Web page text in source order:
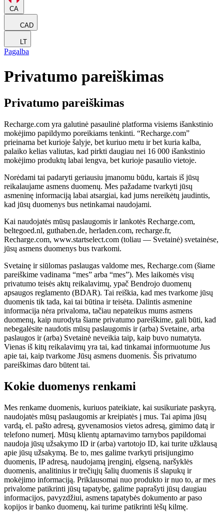
CA
CAD
LT
Pagalba
Privatumo pareiškimas
Privatumo pareiškimas
Recharge.com yra galutinė pasaulinė platforma visiems išankstinio
mokėjimo papildymo poreikiams tenkinti. “Recharge.com”
prieinama bet kurioje šalyje, bet kuriuo metu ir bet kuria kalba,
palaiko kelias valiutas, kad pirkti daugiau nei 16 000 išankstinio
mokėjimo produktų labai lengva, bet kurioje pasaulio vietoje.
Norėdami tai padaryti geriausiu įmanomu būdu, kartais iš jūsų
reikalaujame asmens duomenų. Mes pažadame tvarkyti jūsų
asmeninę informaciją labai atsargiai, kad jums nereikėtų jaudintis,
kad jūsų duomenys bus netinkamai naudojami.
Kai naudojatės mūsų paslaugomis ir lankotės Recharge.com,
beltegoed.nl, guthaben.de, herladen.com, recharge.fr,
Recharge.com, www.startselect.com (toliau — Svetainė) svetainėse,
jūsų asmens duomenys bus tvarkomi.
Svetainę ir siūlomas paslaugas valdome mes, Recharge.com (šiame
pareiškime vadinama “mes” arba “mes”). Mes laikomės visų
privatumo teisės aktų reikalavimų, ypač Bendrojo duomenų
apsaugos reglamento (BDAR). Tai reiškia, kad mes tvarkome jūsų
duomenis tik tada, kai tai būtina ir teisėta. Dalintis asmenine
informacija nėra privaloma, tačiau nepateikus mums asmens
duomenų, kaip nurodyta šiame privatumo pareiškime, gali būti, kad
nebegalėsite naudotis mūsų paslaugomis ir (arba) Svetaine, arba
paslaugos ir (arba) Svetainė neveikia taip, kaip buvo numatyta.
Vienas iš kitų reikalavimų yra tai, kad tinkamai informuotume Jus
apie tai, kaip tvarkome Jūsų asmens duomenis. Šis privatumo
pareiškimas daro būtent tai.
Kokie duomenys renkami
Mes renkame duomenis, kuriuos pateikiate, kai susikuriate paskyrą,
naudojatės mūsų paslaugomis ar kreipiatės į mus. Tai apima jūsų
vardą, el. pašto adresą, gyvenamosios vietos adresą, gimimo datą ir
telefono numerį. Mūsų klientų aptarnavimo tarnybos papildomai
naudoja jūsų užsakymo ID ir (arba) vartotojo ID, kai turite užklausą
apie jūsų užsakymą. Be to, mes galime tvarkyti prisijungimo
duomenis, IP adresą, naudojamą įrenginį, elgseną, naršyklės
duomenis, analitinius ir trečiųjų šalių duomenis iš slapukų ir
mokėjimo informaciją. Priklausomai nuo produkto ir nuo to, ar mes
privalome patikrinti jūsų tapatybę, galime paprašyti jūsų daugiau
informacijos, pavyzdžiui, asmens tapatybės dokumento ar paso
kopijos ir banko duomenų, kai turime patikrinti lėšų kilmę.